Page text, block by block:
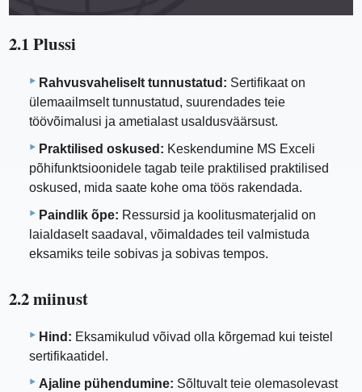
2.1 Plussi
Rahvusvaheliselt tunnustatud: Sertifikaat on
ülemaailmselt tunnustatud, suurendades teie
töövõimalusi ja ametialast usaldusväärsust.
Praktilised oskused: Keskendumine MS Exceli
põhifunktsioonidele tagab teile praktilised praktilised
oskused, mida saate kohe oma töös rakendada.
Paindlik õpe: Ressursid ja koolitusmaterjalid on
laialdaselt saadaval, võimaldades teil valmistuda
eksamiks teile sobivas ja sobivas tempos.
2.2 miinust
Hind: Eksamikulud võivad olla kõrgemad kui teistel
sertifikaatidel.
Ajaline pühendumine: Sõltuvalt teie olemasolevast